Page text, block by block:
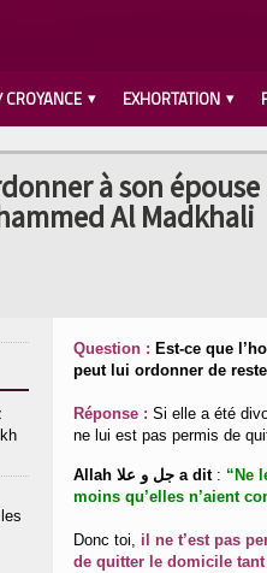
CROYANCE EXHORTATION
à son
Al Madkhali
Question : Est-ce que
peut lui ordonner de
Réponse : Si elle a été
ne lui est pas permis de
Allah جل و علا a dit: “Ne
moins qu’elles n’aient
Donc toi, il ne t’est pas
de quitter le domicile